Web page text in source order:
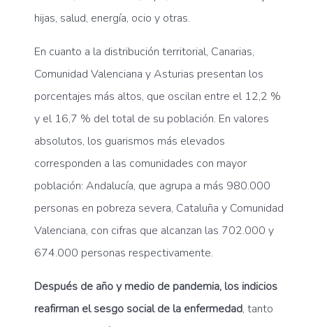
hijas, salud, energía, ocio y otras.
En cuanto a la distribución territorial, Canarias,
Comunidad Valenciana y Asturias presentan los
porcentajes más altos, que oscilan entre el 12,2 %
y el 16,7 % del total de su población. En valores
absolutos, los guarismos más elevados
corresponden a las comunidades con mayor
población: Andalucía, que agrupa a más 980.000
personas en pobreza severa, Cataluña y Comunidad
Valenciana, con cifras que alcanzan las 702.000 y
674.000 personas respectivamente.
Después de año y medio de pandemia, los indicios
reafirman el sesgo social de la enfermedad, tanto